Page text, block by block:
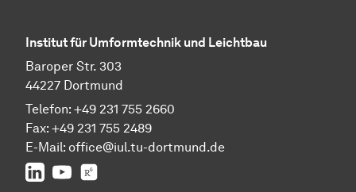
Institut für Umformtechnik und Leichtbau
Baroper Str. 303
44227 Dortmund
Telefon: +49 231 755 2660
Fax: +49 231 755 2489
E-Mail: office@iul.tu-dortmund.de
LinkedIn
Youtube